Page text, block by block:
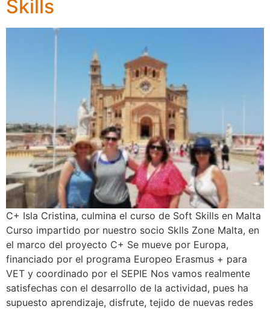
Skills
C+ Isla Cristina, culmina el curso de Soft Skills en Malta
Curso impartido por nuestro socio Sklls Zone Malta, en
el marco del proyecto C+ Se mueve por Europa,
financiado por el programa Europeo Erasmus + para
VET y coordinado por el SEPIE Nos vamos realmente
satisfechas con el desarrollo de la actividad, pues ha
supuesto aprendizaje, disfrute, tejido de nuevas redes